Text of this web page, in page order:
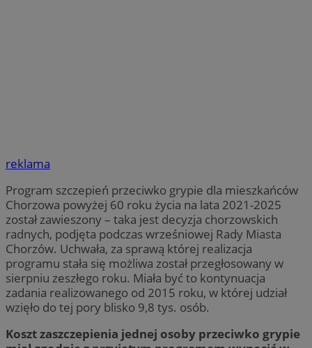
reklama
Program szczepień przeciwko grypie dla mieszkańców
Chorzowa powyżej 60 roku życia na lata 2021-2025
został zawieszony – taka jest decyzja chorzowskich
radnych, podjęta podczas wrześniowej Rady Miasta
Chorzów. Uchwała, za sprawą której realizacja
programu stała się możliwa został przegłosowany w
sierpniu zeszłego roku. Miała być to kontynuacja
zadania realizowanego od 2015 roku, w której udział
wzięło do tej pory blisko 9,8 tys. osób.
Koszt zaszczepienia jednej osoby przeciwko grypie